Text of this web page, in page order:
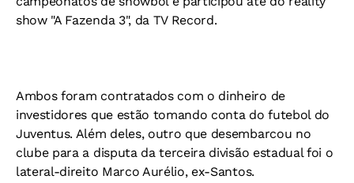
show "A Fazenda 3", da TV Record.
Ambos foram contratados com o dinheiro de
investidores que estão tomando conta do futebol do
Juventus. Além deles, outro que desembarcou no
clube para a disputa da terceira divisão estadual foi o
lateral-direito Marco Aurélio, ex-Santos.